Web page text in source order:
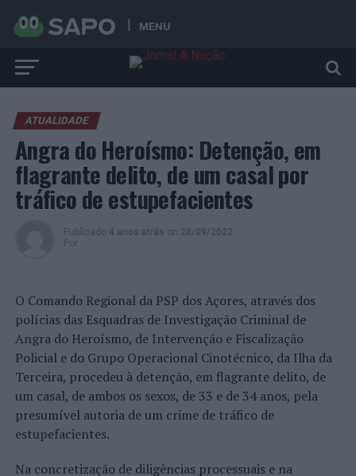
MENU
ATUALIDADE
Angra do Heroísmo: Detenção, em
flagrante delito, de um casal por
tráfico de estupefacientes
Publicado 4 anos atrás on 28/09/2022
Por
O Comando Regional da PSP dos Açores, através dos
polícias das Esquadras de Investigação Criminal de
Angra do Heroísmo, de Intervenção e Fiscalização
Policial e do Grupo Operacional Cinotécnico, da Ilha da
Terceira, procedeu à detenção, em flagrante delito, de
um casal, de ambos os sexos, de 33 e de 34 anos, pela
presumível autoria de um crime de tráfico de
estupefacientes.
Na concretização de diligências processuais e na